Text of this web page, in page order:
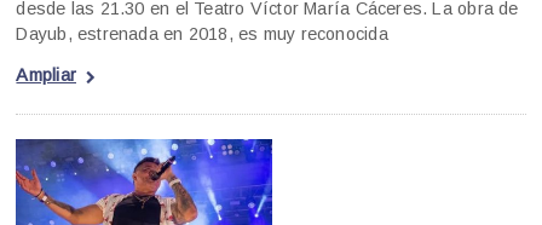
desde las 21.30 en el Teatro Víctor María Cáceres. La obra de
Dayub, estrenada en 2018, es muy reconocida
Ampliar